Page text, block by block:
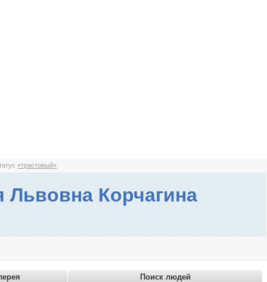
«трастовый»
Львовна Корчагина
Поиск людей